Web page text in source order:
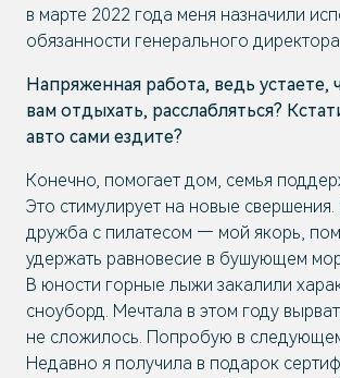
в марте 2022 года меня назначили
обязанности генерального
Напряженная работа, ведь устаете,
вам отдыхать, расслабляться?
авто сами ездите?
Конечно, помогает дом, семья
Это стимулирует на новые
дружба с пилатесом — мой якорь,
удержать равновесие в бушующем
В юности горные лыжи закалили
сноуборд. Мечтала в этом году
не сложилось. Попробую в
Недавно я получила в подарок